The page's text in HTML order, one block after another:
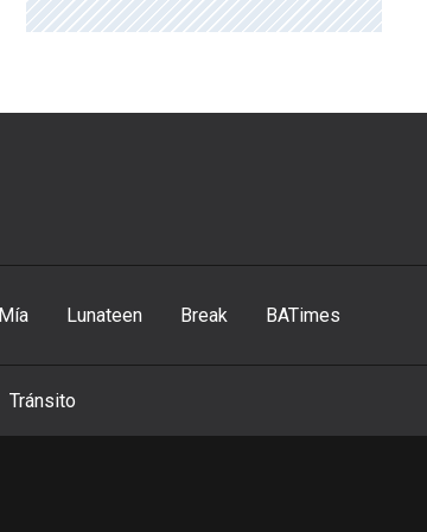
Mía Lunateen Break BATimes
Tránsito